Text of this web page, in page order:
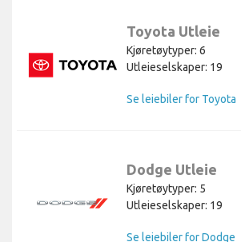
Toyota Utleie
Kjøretøytyper: 6
Utleieselskaper: 19
Se leiebiler for Toyota
Dodge Utleie
Kjøretøytyper: 5
Utleieselskaper: 19
Se leiebiler for Dodge